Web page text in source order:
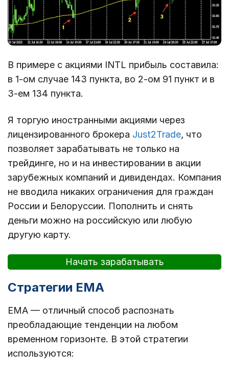
В примере с акциями INTL прибыль составила:
в 1-ом случае 143 пункта, во 2-ом 91 пункт и в
3-ем 134 пункта.
Я торгую иностранными акциями через
лицензированного брокера Just2Trade, что
позволяет зарабатывать не только на
трейдинге, но и на инвестировании в акции
зарубежных компаний и дивидендах. Компания
не вводила никаких ограничения для граждан
России и Белоруссии. Пополнить и снять
деньги можно на российскую или любую
другую карту.
Начать зарабатывать
Стратегии EMA
EMA — отличный способ распознать
преобладающие тенденции на любом
временном горизонте. В этой стратегии
используются: